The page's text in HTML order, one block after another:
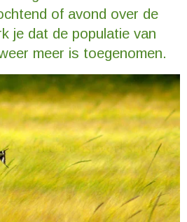
of avond over de
je dat de populatie van
meer is toegenomen.